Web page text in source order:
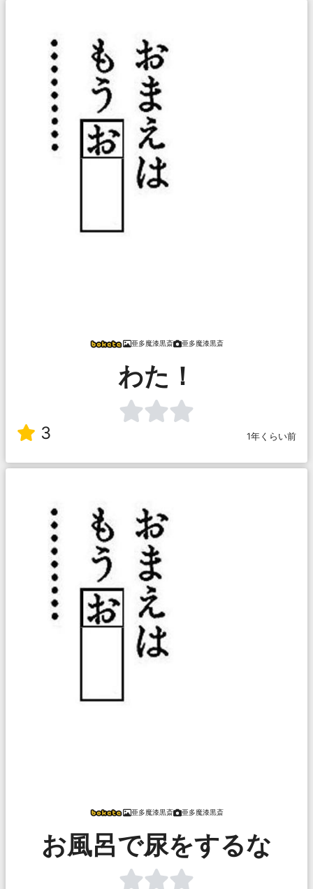
亜多魔漆黒斎 亜多魔漆黒斎
わた！
3 1年くらい前
亜多魔漆黒斎 亜多魔漆黒斎
お風呂で尿をするな